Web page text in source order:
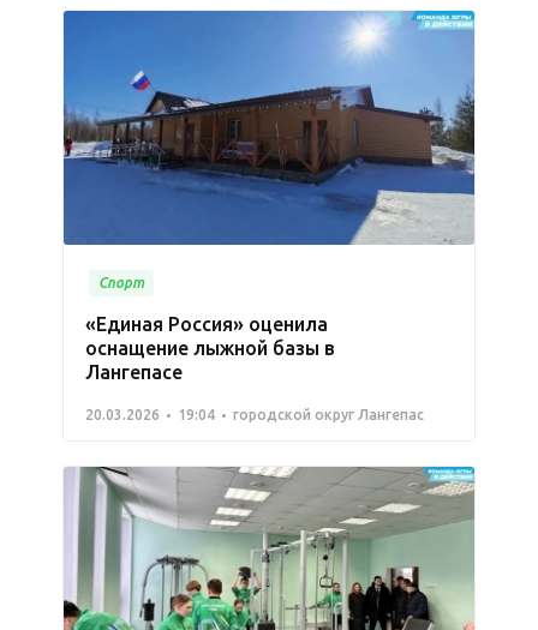
Спорт
«Единая Россия» оценила
оснащение лыжной базы в
Лангепасе
20.03.2026 19:04 городской округ Лангепас